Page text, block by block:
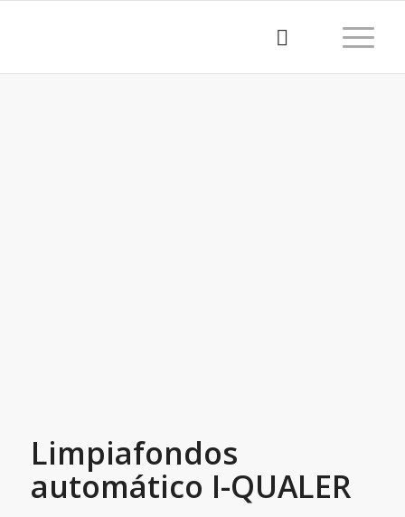
Limpiafondos
automático I-QUALER